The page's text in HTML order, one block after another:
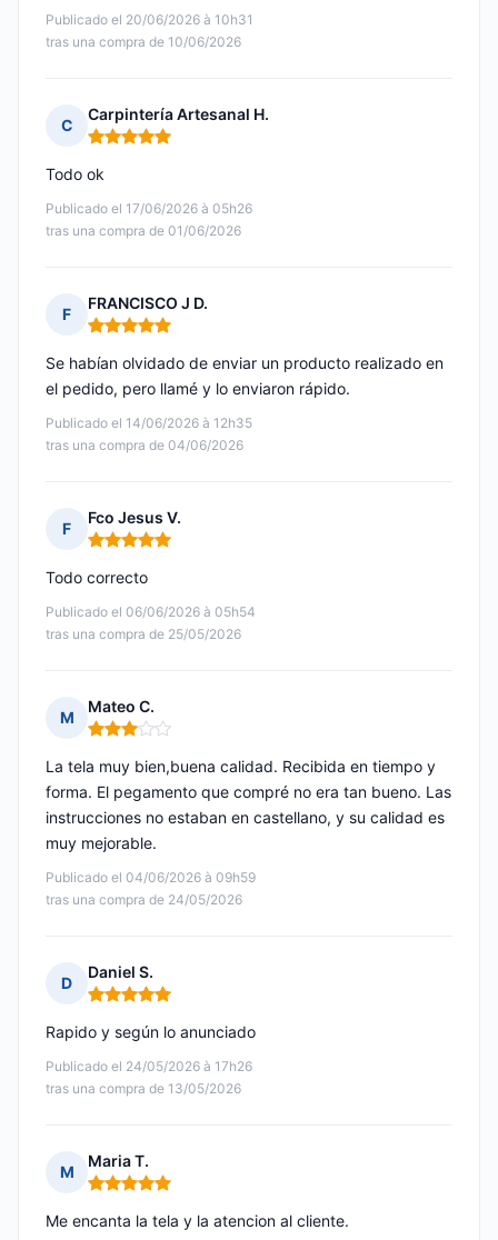
Publicado el 20/06/2026 à 10h31
tras una compra de 10/06/2026
C
Carpintería Artesanal H.
Nota: 5 de 5
Publicado el 17/06/2026 à 05h26
tras una compra de 01/06/2026
Todo ok
F
FRANCISCO J D.
Nota: 5 de 5
Publicado el 14/06/2026 à 12h35
tras una compra de 04/06/2026
Se habían olvidado de enviar un producto realizado en
el pedido, pero llamé y lo enviaron rápido.
F
Fco Jesus V.
Nota: 5 de 5
Publicado el 06/06/2026 à 05h54
tras una compra de 25/05/2026
Todo correcto
M
Mateo C.
Nota: 3 de 5
Publicado el 04/06/2026 à 09h59
tras una compra de 24/05/2026
La tela muy bien,buena calidad. Recibida en tiempo y
forma. El pegamento que compré no era tan bueno. Las
instrucciones no estaban en castellano, y su calidad es
muy mejorable.
D
Daniel S.
Nota: 5 de 5
Publicado el 24/05/2026 à 17h26
tras una compra de 13/05/2026
Rapido y según lo anunciado
M
Maria T.
Nota: 5 de 5
Me encanta la tela y la atencion al cliente.